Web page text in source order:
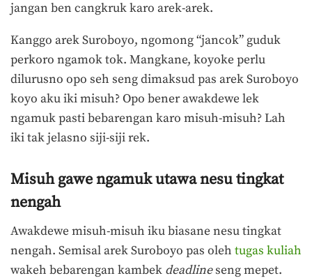
jangan ben cangkruk karo arek-arek.
Kanggo arek Suroboyo, ngomong “jancok” guduk
perkoro ngamok tok. Mangkane, koyoke perlu
dilurusno opo seh seng dimaksud pas arek Suroboyo
koyo aku iki misuh? Opo bener awakdewe lek
ngamuk pasti bebarengan karo misuh-misuh? Lah
iki tak jelasno siji-siji rek.
Misuh gawe ngamuk utawa nesu tingkat
nengah
Awakdewe misuh-misuh iku biasane nesu tingkat
nengah. Semisal arek Suroboyo pas oleh tugas kuliah
wakeh bebarengan kambek deadlineseng mepet.